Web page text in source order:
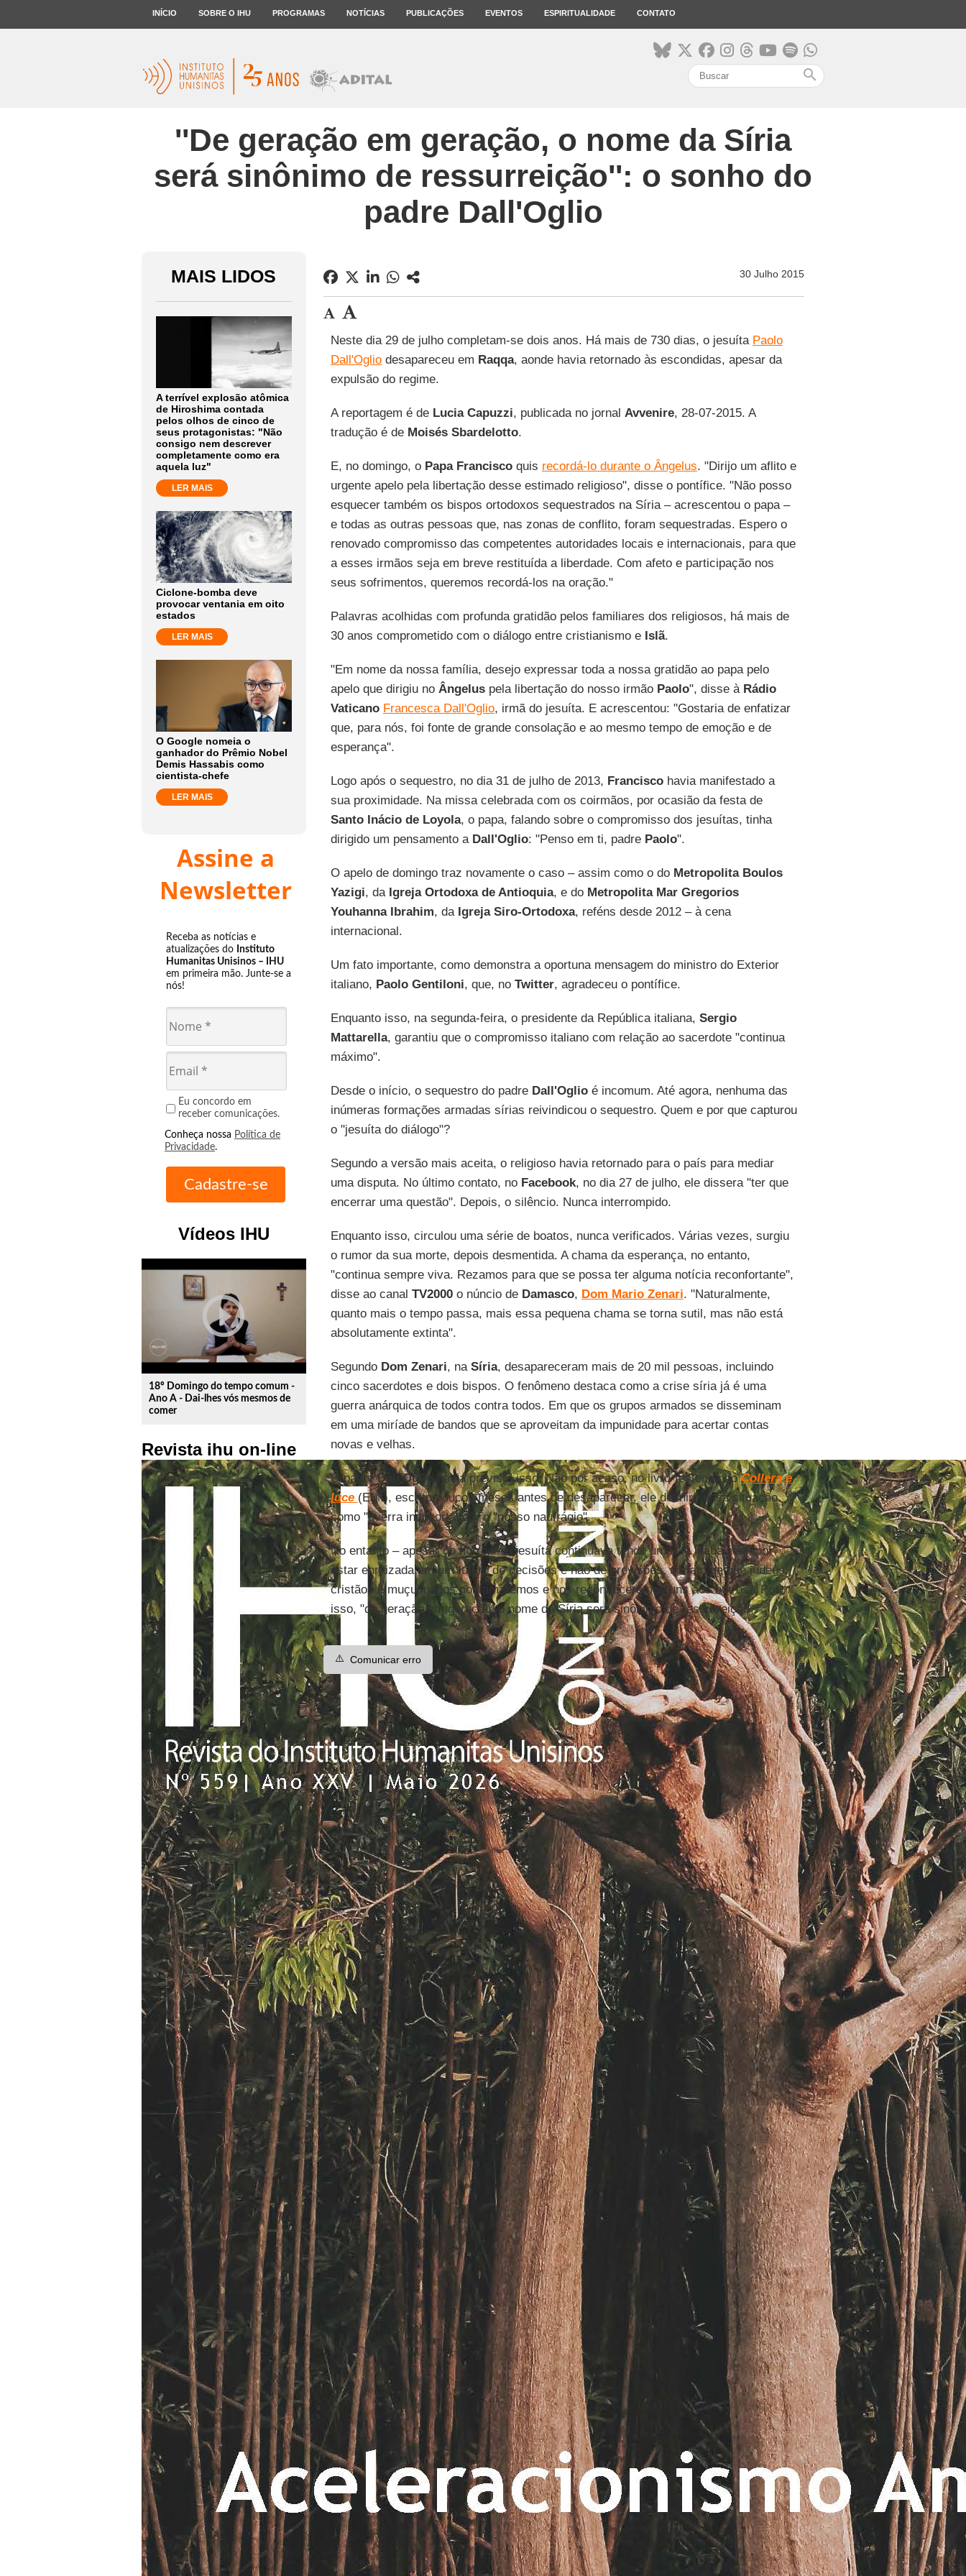
INÍCIO SOBRE O IHU PROGRAMAS NOTÍCIAS PUBLICAÇÕES EVENTOS ESPIRITUALIDADE CONTATO
search
''De geração em geração, o nome da Síria
será sinônimo de ressurreição'': o sonho do
padre Dall'Oglio
MAIS LIDOS
A terrível explosão atômica
de Hiroshima contada
pelos olhos de cinco de
seus protagonistas: "Não
consigo nem descrever
completamente como era
aquela luz"
LER MAIS
Ciclone-bomba deve
provocar ventania em oito
estados
LER MAIS
O Google nomeia o
ganhador do Prêmio Nobel
Demis Hassabis como
cientista-chefe
LER MAIS
Assine a
Newsletter
Receba as notícias e
atualizações do Instituto
Humanitas Unisinos – IHU
em primeira mão. Junte-se a
nós!
Eu concordo em
receber comunicações.
Conheça nossa Política de
Privacidade.
Vídeos IHU
play_circle_outline
18º Domingo do tempo comum -
Ano A - Dai-lhes vós mesmos de
comer
Revista ihu on-line
30 Julho 2015
Neste dia 29 de julho completam-se dois anos. Há mais de 730 dias, o jesuíta Paolo
Dall'Ogliodesapareceu em Raqqa, aonde havia retornado às escondidas, apesar da
expulsão do regime.
A reportagem é de Lucia Capuzzi, publicada no jornal Avvenire, 28-07-2015. A
tradução é de Moisés Sbardelotto.
E, no domingo, o Papa Franciscoquis recordá-lo durante o Ângelus. "Dirijo um aflito e
urgente apelo pela libertação desse estimado religioso", disse o pontífice. "Não posso
esquecer também os bispos ortodoxos sequestrados na Síria – acrescentou o papa –
e todas as outras pessoas que, nas zonas de conflito, foram sequestradas. Espero o
renovado compromisso das competentes autoridades locais e internacionais, para que
a esses irmãos seja em breve restituída a liberdade. Com afeto e participação nos
seus sofrimentos, queremos recordá-los na oração."
Palavras acolhidas com profunda gratidão pelos familiares dos religiosos, há mais de
30 anos comprometido com o diálogo entre cristianismo e Islã.
"Em nome da nossa família, desejo expressar toda a nossa gratidão ao papa pelo
apelo que dirigiu no Ângeluspela libertação do nosso irmão Paolo", disse à Rádio
Vaticano Francesca Dall'Oglio, irmã do jesuíta. E acrescentou: "Gostaria de enfatizar
que, para nós, foi fonte de grande consolação e ao mesmo tempo de emoção e de
esperança".
Logo após o sequestro, no dia 31 de julho de 2013, Franciscohavia manifestado a
sua proximidade. Na missa celebrada com os coirmãos, por ocasião da festa de
Santo Inácio de Loyola, o papa, falando sobre o compromisso dos jesuítas, tinha
dirigido um pensamento a Dall'Oglio: "Penso em ti, padre Paolo".
O apelo de domingo traz novamente o caso – assim como o do Metropolita Boulos
Yazigi, da Igreja Ortodoxa de Antioquia, e do Metropolita Mar Gregorios
Youhanna Ibrahim, da Igreja Siro-Ortodoxa, reféns desde 2012 – à cena
internacional.
Um fato importante, como demonstra a oportuna mensagem do ministro do Exterior
italiano, Paolo Gentiloni, que, no Twitter, agradeceu o pontífice.
Enquanto isso, na segunda-feira, o presidente da República italiana, Sergio
Mattarella, garantiu que o compromisso italiano com relação ao sacerdote "continua
máximo".
Desde o início, o sequestro do padre Dall'Oglioé incomum. Até agora, nenhuma das
inúmeras formações armadas sírias reivindicou o sequestro. Quem e por que capturou
o "jesuíta do diálogo"?
Segundo a versão mais aceita, o religioso havia retornado para o país para mediar
uma disputa. No último contato, no Facebook, no dia 27 de julho, ele dissera "ter que
encerrar uma questão". Depois, o silêncio. Nunca interrompido.
Enquanto isso, circulou uma série de boatos, nunca verificados. Várias vezes, surgiu
o rumor da sua morte, depois desmentida. A chama da esperança, no entanto,
"continua sempre viva. Rezamos para que se possa ter alguma notícia reconfortante",
disse ao canal TV2000o núncio de Damasco, Dom Mario Zenari. "Naturalmente,
quanto mais o tempo passa, mais essa pequena chama se torna sutil, mas não está
absolutamente extinta".
Segundo Dom Zenari, na Síria, desapareceram mais de 20 mil pessoas, incluindo
cinco sacerdotes e dois bispos. O fenômeno destaca como a crise síria já é uma
guerra anárquica de todos contra todos. Em que os grupos armados se disseminam
em uma miríade de bandos que se aproveitam da impunidade para acertar contas
novas e velhas.
O padreDall'Oglio havia previsto isso. Não por acaso, no livro-testemunhoCollera e
luce (EMI), escrito poucos meses antes de desaparecer, ele definira essa situação
como "guerra insuportável", o "nosso naufrágio".
No entanto – apesar do horror – o jesuíta continuava tendo uma "fé inabalável, por
estar enraizada em um futuro de decisões e não de previsões, no fato de que judeus,
cristãos e muçulmanos nos amaremos e nos reconheceremos uns aos outros". Por
isso, "de geração em geração, o nome da Síria será sinônimo de ressurreição".
⚠️ Comunicar erro